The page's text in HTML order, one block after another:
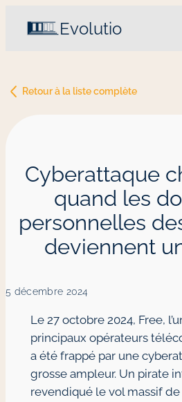
Evolutio
Nos services
Retour à la liste complète
Cyberattaque
quand les
personnelles
deviennent
5 décembre 2024
Le 27 octobre 2024, Free,
principaux opérateurs
a été frappé par une
grosse ampleur. Un pirate
revendiqué le vol massif